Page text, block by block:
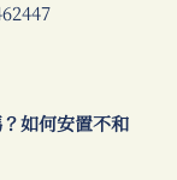
如何安置不和